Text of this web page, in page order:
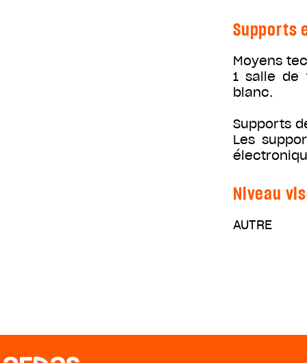
Supports
Moyens
1 salle de
blanc.
Supports
Les
Niveau
AUTRE